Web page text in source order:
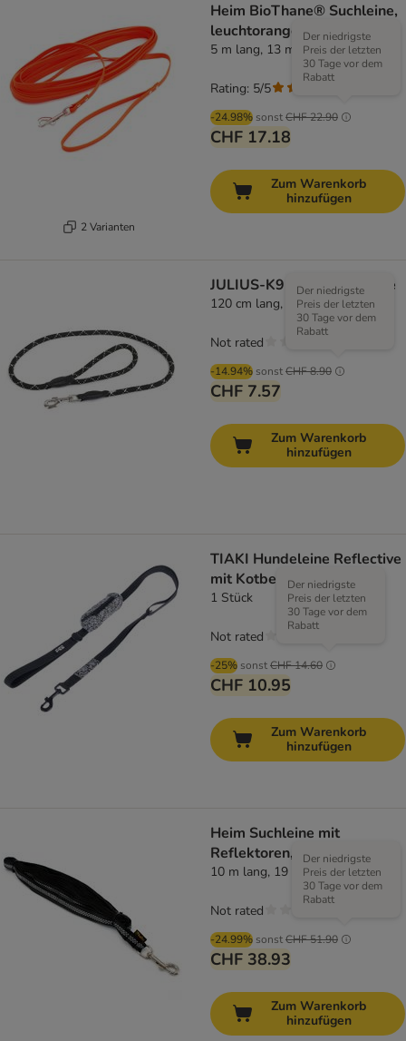
2 Varianten
Heim BioThane® Suchleine,
leuchtorange
5 m lang, 13 mm breit
-24.98% sonstCHF 22.90
Der niedrigste
Preis der letzten
30 Tage vor dem
Rabatt
CHF 17.18
Rating: 5/5
Zum Warenkorb
hinzufügen
JULIUS-K9 IDC® Tau-Leine
120 cm lang, Ø 10 mm, schwarz
-14.94% sonstCHF 8.90
Der niedrigste
Preis der letzten
30 Tage vor dem
Rabatt
CHF 7.57
Not rated
Zum Warenkorb
hinzufügen
TIAKI Hundeleine Reflective
mit Kotbeutelhalter
1 Stück
-25% sonstCHF 14.60
Der niedrigste
Preis der letzten
30 Tage vor dem
Rabatt
CHF 10.95
Not rated
Zum Warenkorb
hinzufügen
Heim Suchleine mit
Reflektoren, schwarz
10 m lang, 19 mm breit
-24.99% sonstCHF 51.90
Der niedrigste
Preis der letzten
30 Tage vor dem
Rabatt
CHF 38.93
Not rated
Zum Warenkorb
hinzufügen